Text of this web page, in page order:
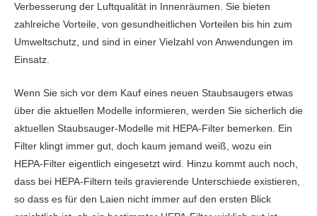
Verbesserung der Luftqualität in Innenräumen. Sie bieten
zahlreiche Vorteile, von gesundheitlichen Vorteilen bis hin zum
Umweltschutz, und sind in einer Vielzahl von Anwendungen im
Einsatz.
Wenn Sie sich vor dem Kauf eines neuen Staubsaugers etwas
über die aktuellen Modelle informieren, werden Sie sicherlich die
aktuellen Staubsauger-Modelle mit HEPA-Filter bemerken. Ein
Filter klingt immer gut, doch kaum jemand weiß, wozu ein
HEPA-Filter eigentlich eingesetzt wird. Hinzu kommt auch noch,
dass bei HEPA-Filtern teils gravierende Unterschiede existieren,
so dass es für den Laien nicht immer auf den ersten Blick